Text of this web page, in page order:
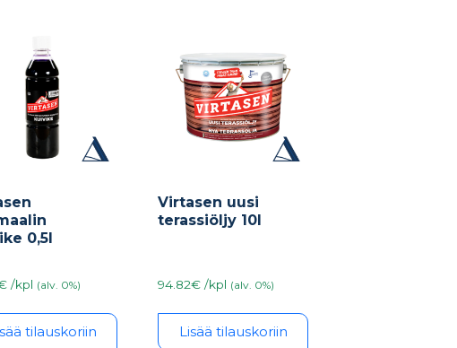
0,5l
/kpl (alv. 0%)
tilauskoriin
Virtasen uusi
terassiöljy 10l
94.82€ /kpl (alv. 0%)
Lisää tilauskoriin